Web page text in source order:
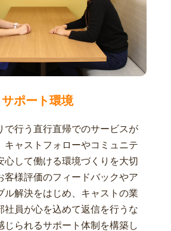
サポート環境
で行う直行直帰でのサービスが
キャストフォローやコミュニテ
心して働ける環境づくりを大切
客様評価のフィードバックやア
ル解決をはじめ、キャストの業
社員が心を込めて返信を行うな
じられるサポート体制を構築し